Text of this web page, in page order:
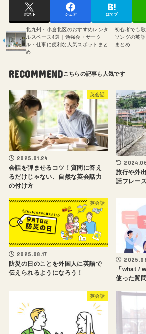
ポスト シェア はてブ
北九州・小倉北区のおすすめレンタ
ルスペース4選｜勉強会・サーク
ル・仕事に便利な人気スポットまと
め
初心者でも
ソングの英語
まとめ
RECOMMEND
英会話
2025.01.24
会話を弾ませるコツ！質問に答え
るだけじゃない、自然な英会話力
の付け方
旅行や外
話フレー
英会話
2025.08.17
防災の日のことを外国人に英語で
伝えられるようになろう！
「what /
使った質
英会話